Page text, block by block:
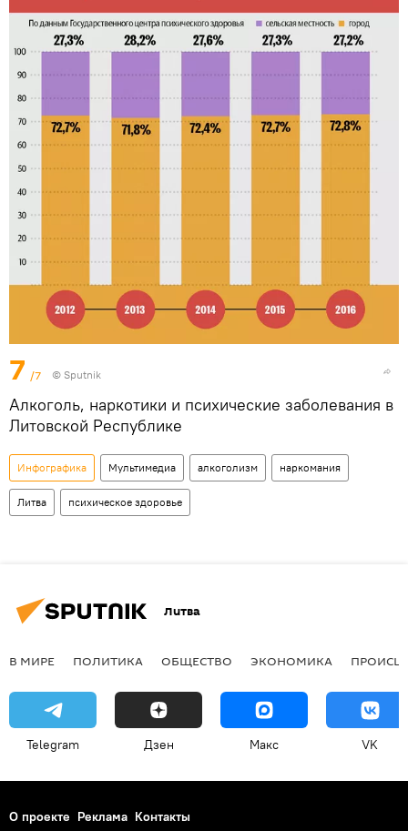
7 /7 © Sputnik
Алкоголь, наркотики и психические заболевания в
Литовской Республике
Инфографика Мультимедиа алкоголизм наркомания
Литва психическое здоровье
Литва
В МИРЕ ПОЛИТИКА ОБЩЕСТВО ЭКОНОМИКА
Telegram Дзен Макс VK
О проекте Реклама Контакты